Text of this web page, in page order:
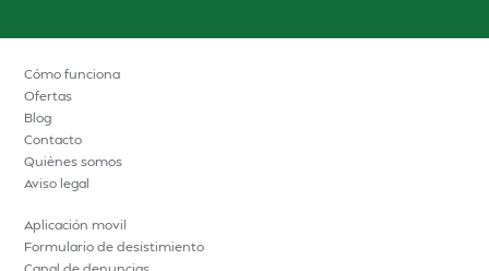
Cómo funciona
Ofertas
Blog
Contacto
Quiénes somos
Aviso legal
Aplicación movil
Formulario de desistimiento